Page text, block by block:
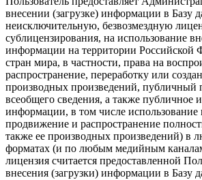
внесении (загрузке) информации в Базу
неисключительную, безвозмездную
сублицензирования, на использование
информации на территории Российской
стран мира, в частности, права на
распространение, переработку или
производных произведений, публичный
всеобщего сведения, а также публичное
информации, в том числе использование
продвижение и распространение
также ее производных произведений) в
форматах (и по любым медийным
лицензия считается предоставленной
внесения (загрузки) информации в Базу